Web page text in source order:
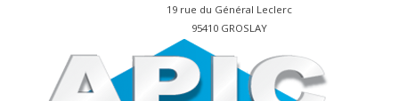
19 rue du Général Leclerc
95410 GROSLAY